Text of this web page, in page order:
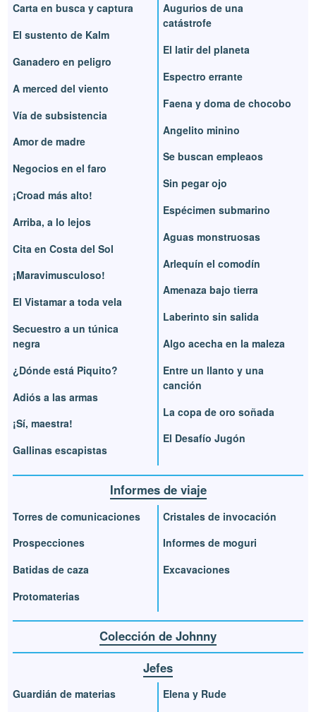
Carta en busca y captura
El sustento de Kalm
Ganadero en peligro
A merced del viento
Vía de subsistencia
Amor de madre
Negocios en el faro
¡Croad más alto!
Arriba, a lo lejos
Cita en Costa del Sol
¡Maravimusculoso!
El Vistamar a toda vela
Secuestro a un túnica
negra
¿Dónde está Piquito?
Adiós a las armas
¡Sí, maestra!
Gallinas escapistas
Augurios de una
catástrofe
El latir del planeta
Espectro errante
Faena y doma de chocobo
Angelito minino
Se buscan empleaos
Sin pegar ojo
Espécimen submarino
Aguas monstruosas
Arlequín el comodín
Amenaza bajo tierra
Laberinto sin salida
Algo acecha en la maleza
Entre un llanto y una
canción
La copa de oro soñada
El Desafío Jugón
Informes de viaje
Torres de comunicaciones
Prospecciones
Batidas de caza
Protomaterias
Cristales de invocación
Informes de moguri
Excavaciones
Colección de Johnny
Jefes
Guardián de materias Elena y Rude